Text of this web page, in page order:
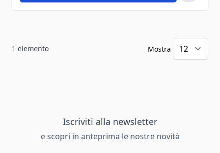
1 elemento Mostra
Iscriviti alla newsletter
e scopri in anteprima le nostre novità